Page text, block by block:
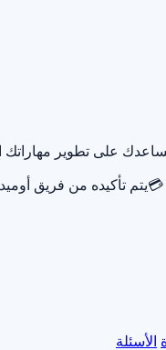
يساعدك على تطوير
💳يتم تأكيده من فريق
الأسئلة